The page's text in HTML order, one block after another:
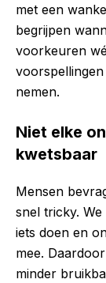
met een
begrijpen
voorkeuren
nemen.
Niet elke
kwetsbaar
Mensen
snel tricky.
iets doen en
mee.
minder